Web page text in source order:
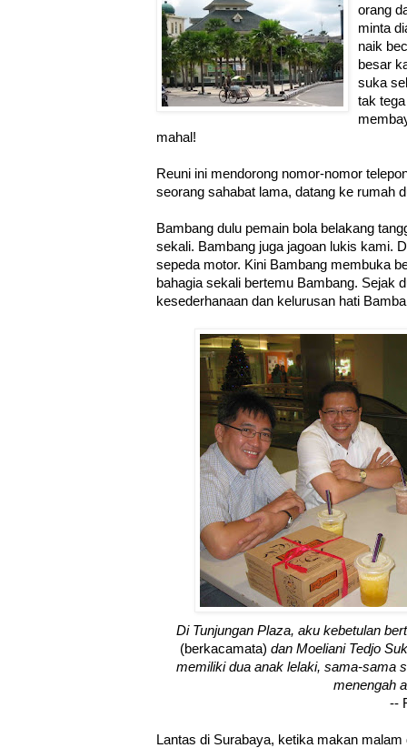
orang
minta
naik
besar
suka
tak
mahal!
Reuni ini mendorong nomor-nomor
seorang sahabat lama, datang ke rumah
Bambang dulu pemain bola belakang
sekali. Bambang juga jagoan lukis kami.
sepeda motor. Kini Bambang membuka
bahagia sekali bertemu Bambang. Sejak
kesederhanaan dan kelurusan hati
Di Tunjungan Plaza, aku kebetulan
(berkacamata) dan Moeliani Tedjo
memiliki dua anak lelaki, sama-sama
menengah
--
Lantas di Surabaya, ketika makan